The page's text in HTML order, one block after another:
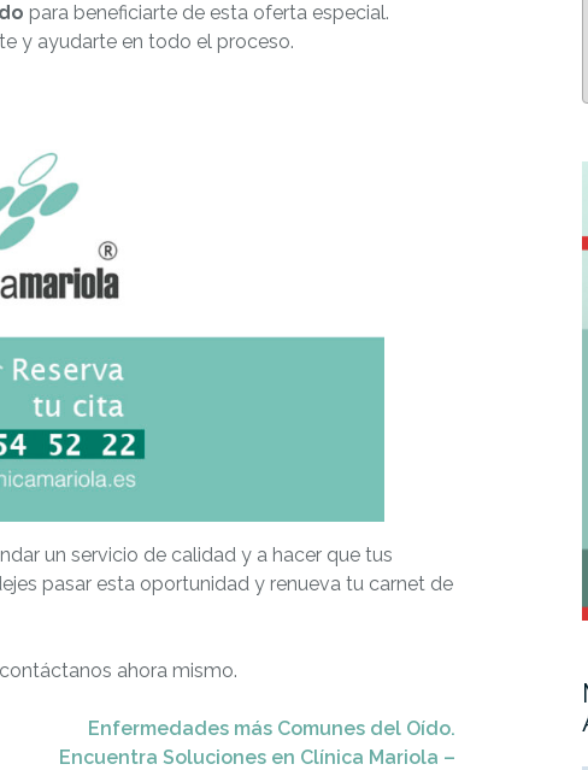
para beneficiarte de esta oferta especial.
y ayudarte en todo el proceso.
un servicio de calidad y a hacer que tus
pasar esta oportunidad y renueva tu carnet de
ahora mismo.
Enfermedades más Comunes del Oído.
Encuentra Soluciones en Clínica Mariola –